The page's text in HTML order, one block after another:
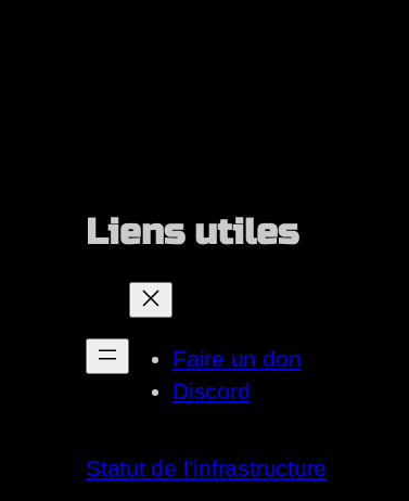
Liens utiles
Faire un don
Discord
Statut de l’infrastructure